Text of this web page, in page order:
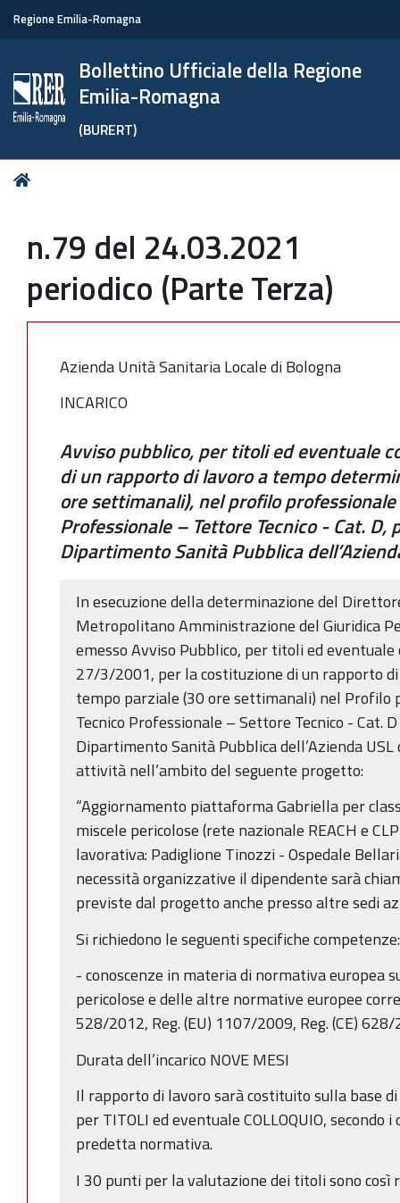
Regione Emilia-Romagna
Bollettino Ufficiale della Regione
Emilia-Romagna
(BURERT)
Tu
n.79 del 24.03.2021
periodico (Parte Terza)
Azienda Unità Sanitaria Locale di Bologna
INCARICO
Avviso pubblico, per titoli ed eventuale
di un rapporto di lavoro a tempo
ore settimanali), nel profilo
Professionale – Tettore Tecnico - Cat. D,
Dipartimento Sanità Pubblica
In esecuzione della determinazione del
Metropolitano Amministrazione del Giuridica
emesso Avviso Pubblico, per titoli ed eventuale
27/3/2001, per la costituzione di un rapporto
tempo parziale (30 ore settimanali) nel Profilo
Tecnico Professionale – Settore Tecnico - Cat.
Dipartimento Sanità Pubblica dell’Azienda
attività nell’ambito del seguente progetto:
“Aggiornamento piattaforma Gabriella per
miscele pericolose (rete nazionale REACH e
lavorativa: Padiglione Tinozzi - Ospedale
necessità organizzative il dipendente sarà
previste dal progetto anche presso altre sedi
Si richiedono le seguenti specifiche competenze:
- conoscenze in materia di normativa europea
pericolose e delle altre normative europee
528/2012, Reg. (EU) 1107/2009, Reg. (CE)
Durata dell’incarico NOVE MESI
Il rapporto di lavoro sarà costituito sulla base
per TITOLI ed eventuale COLLOQUIO,
predetta normativa.
I 30 punti per la valutazione dei titoli sono così